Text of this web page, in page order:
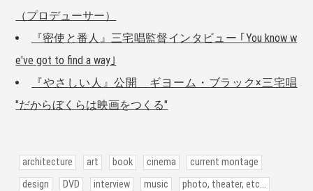
（プロデューサー）
『密使と番人』三宅唱監督インタビュー ｢You know w
e've got to find a way｣
『やさしい人』公開 ギヨーム・ブラック×三宅唱
"だからぼくらは映画をつくる"
architecture art book cinema
current montage
design
DVD interview music
photo, theater, etc...